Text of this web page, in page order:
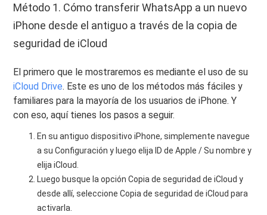
Método 1. Cómo transferir WhatsApp a un nuevo
iPhone desde el antiguo a través de la copia de
seguridad de iCloud
El primero que le mostraremos es mediante el uso de su
iCloud Drive. Este es uno de los métodos más fáciles y
familiares para la mayoría de los usuarios de iPhone. Y
con eso, aquí tienes los pasos a seguir.
En su antiguo dispositivo iPhone, simplemente navegue
a su Configuración y luego elija ID de Apple / Su nombre y
elija iCloud.
Luego busque la opción Copia de seguridad de iCloud y
desde allí, seleccione Copia de seguridad de iCloud para
activarla.